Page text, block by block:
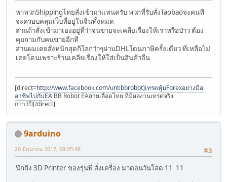
หาพวกShippingไทยสั่งเข้ามาแทนครับ พวกที่รับสั่งTaobaoจะคนที
จะครอบคลุมเว็บที่อยู่ในจีนทั้งหมด
ส่วนถ้าสั่งเข้ามาเองอยู่ที่ว่าจนขายจะเคลียเรื่องให้เราหรือป่าว ต้อง
คุยถามกับคนขายอีกที
ส่วนผมเคยสั่งหนักสุดกิโลกว่าๆผ่านDHLโดนภาษีครั้งเดียว ที่เหลือไม่
เคยโดนเพราะร้านเคลียเรื่องให้ใส่เป็นสินค้าอื่น
[direct=http://www.facebook.com/untibbrobot]เทรดหุ้นForexอย่างมือ
อาชีพไปกับEA BB Robot EAสายเลือดไทย ที่มีผลงานเทรดจริง
กว่า3ปี[/direct]
9arduino
#3
20 มิถุนายน 2017, 08:05:48
นึกถึง 3D Printer ของรุ่นพี่ สั่งเครื่อง มาตอนวันโสด 11 11